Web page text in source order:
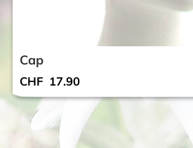
Cap
CHF 17.90